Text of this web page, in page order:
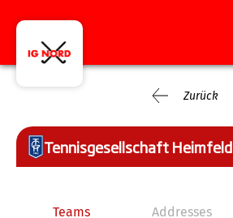
Zurück
Tennisgesellschaft Heimfeld
Teams Addresses